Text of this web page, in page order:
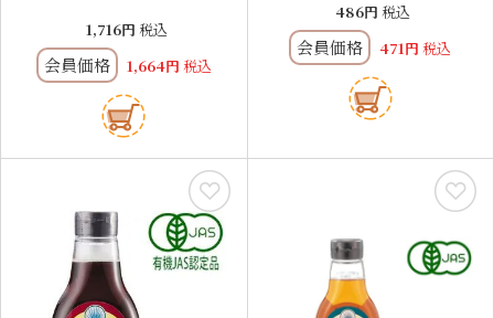
1,716 税込
会員価格 1,664 税込
486 税込
会員価格 471 税込